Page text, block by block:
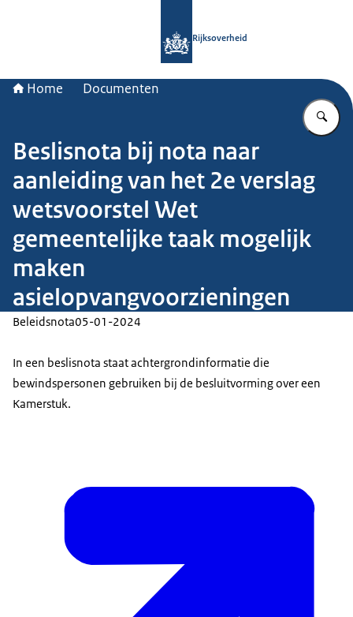
Rijksoverheid
Home Documenten
Beslisnota bij nota naar
aanleiding van het 2e verslag
wetsvoorstel Wet
gemeentelijke taak mogelijk
maken
asielopvangvoorzieningen
Beleidsnota05-01-2024
In een beslisnota staat achtergrondinformatie die
bewindspersonen gebruiken bij de besluitvorming over een
Kamerstuk.